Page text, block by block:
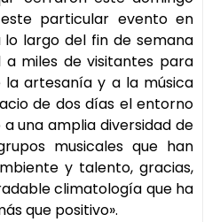
particular evento en
lo largo del fin de semana
miles de visitantes para
artesanía y a la música
de dos días el entorno
una amplia diversidad de
musicales que han
y talento, gracias,
climatología que ha
que positivo».